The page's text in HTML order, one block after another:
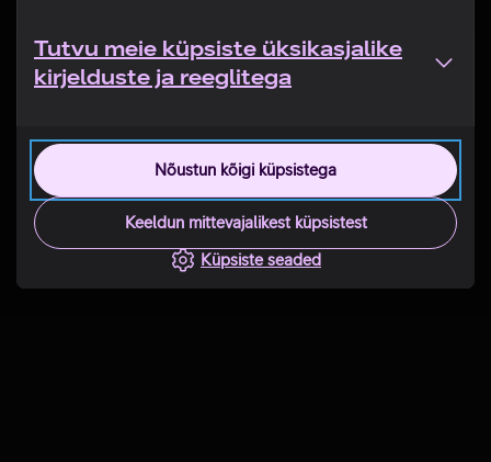
Tutvu meie küpsiste üksikasjalike
kirjelduste ja reeglitega
Nõustun kõigi küpsistega
Keeldun mittevajalikest küpsistest
Küpsiste seaded